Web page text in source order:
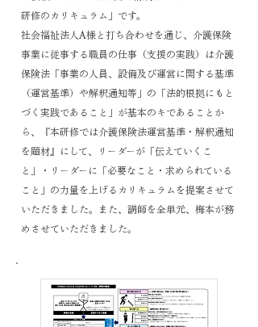
研修のカリキュラム」です。
社会福祉法人A様と打ち合わせを通じ、介護保険
事業に従事する職員の仕事（支援の実践）は介護
保険法「事業の人員、設備及び運営に関する基準
（運営基準）や解釈通知等」の「法的根拠にもと
づく実践であること」が基本のキであることか
ら、『本研修では介護保険法運営基準・解釈通知
を題材』にして、リーダーが「伝えていくこ
と」・リーダーに「必要なこと・求められている
こと」の力量を上げるカリキュラムを提案させて
いただきました。また、講師を全単元、梅本が務
めさせていただきました。